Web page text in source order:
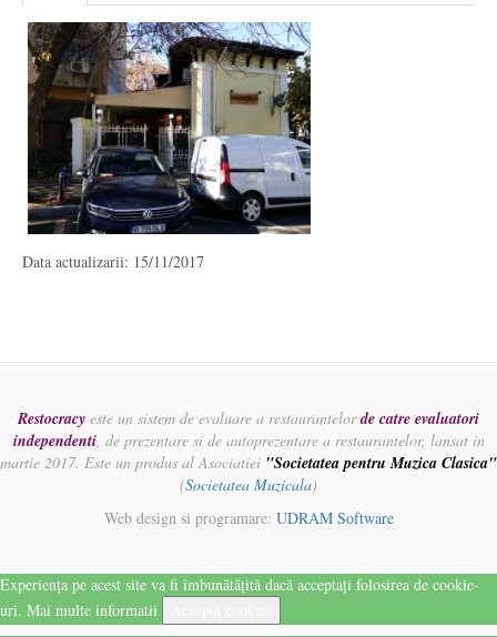
Data actualizarii: 15/11/2017
Restocracy este un sistem de evaluare a restaurantelorde catre evaluatori
independenti, de prezentare si de autoprezentare a restaurantelor, lansat in
martie 2017. Este un produs al Asociatiei "Societatea pentru Muzica Clasica"
(Societatea Muzicala)
Web design si programare: UDRAM Software
Experiența pe acest site va fi îmbunătățită dacă acceptați folosirea de cookie-
uri. Mai multe informatii